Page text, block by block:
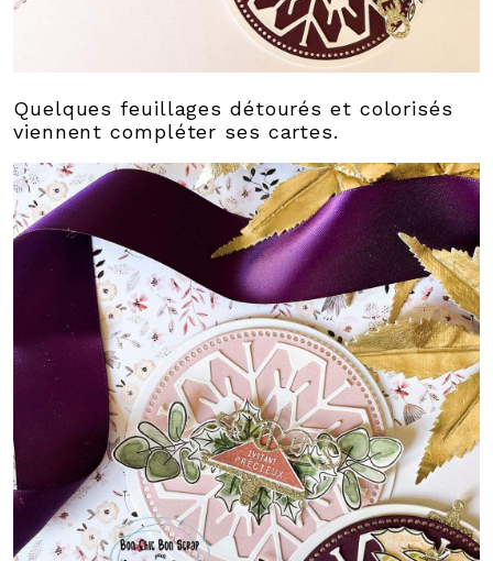
Quelques feuillages détourés et colorisés
viennent compléter ses cartes.